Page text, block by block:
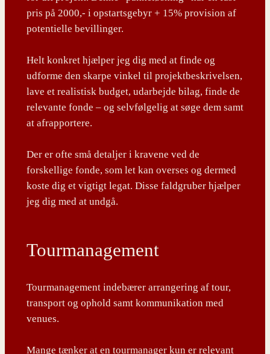
pris på 2000,- i opstartsgebyr + 15% provision af
potentielle bevillinger.
Helt konkret hjælper jeg dig med at finde og
udforme den skarpe vinkel til projektbeskrivelsen,
lave et realistisk budget, udarbejde bilag, finde de
relevante fonde – og selvfølgelig at søge dem samt
at afrapportere.
Der er ofte små detaljer i kravene ved de
forskellige fonde, som let kan overses og dermed
koste dig et vigtigt legat. Disse faldgruber hjælper
jeg dig med at undgå.
Tourmanagement
Tourmanagement indebærer arrangering af tour,
transport og ophold samt kommunikation med
venues.
Mange tænker at en tourmanager kun er relevant